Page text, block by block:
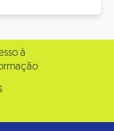
à